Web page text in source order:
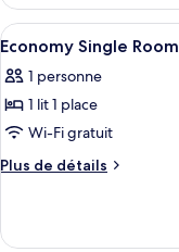
Double
Room
type
de
Double
Room
Afficher
toutes
les
photos
pour
ce
chambre :
4
Economy Single Room
1 personne
1 lit 1 place
Wi-Fi gratuit
Plus de détails
Plus
le